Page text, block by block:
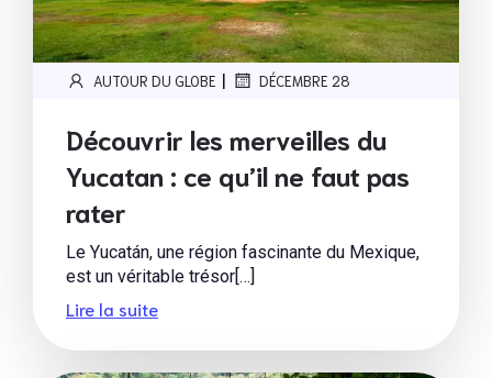
AUTOUR DU GLOBE | DÉCEMBRE 28
Découvrir les merveilles du
Yucatan : ce qu’il ne faut pas
rater
Le Yucatán, une région fascinante du Mexique,
est un véritable trésor[…]
Lire la suite